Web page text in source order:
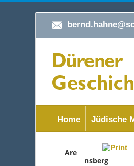
Home Jüdische
Are
nsberg